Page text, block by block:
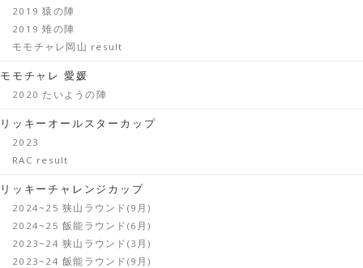
2019 猿の陣
2019 雉の陣
モモチャレ岡山 result
モモチャレ 愛媛
2020 たいようの陣
リッキーオールスターカップ
2023
RAC result
リッキーチャレンジカップ
2024~25 狭山ラウンド(9月)
2024~25 飯能ラウンド(6月)
2023~24 狭山ラウンド(3月)
2023~24 飯能ラウンド(9月)